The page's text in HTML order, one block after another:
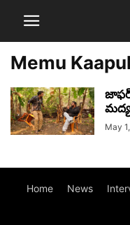
Memu
జాఫర్
May
Home News